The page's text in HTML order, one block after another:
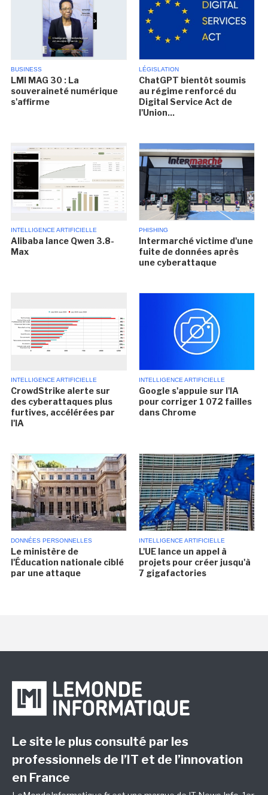
BUSINESS
LMI MAG 30 : La
souveraineté numérique
s'affirme
LÉGISLATION
ChatGPT bientôt soumis
au régime renforcé du
Digital Service Act de
l'Union...
INTELLIGENCE ARTIFICIELLE
Alibaba lance Qwen 3.8-
Max
PHISHING
Intermarché victime d'une
fuite de données après
une cyberattaque
INTELLIGENCE ARTIFICIELLE
CrowdStrike alerte sur
des cyberattaques plus
furtives, accélérées par
l'IA
INTELLIGENCE ARTIFICIELLE
Google s'appuie sur l'IA
pour corriger 1 072 failles
dans Chrome
DONNÉES PERSONNELLES
Le ministère de
l'Éducation nationale ciblé
par une attaque
INTELLIGENCE ARTIFICIELLE
L'UE lance un appel à
projets pour créer jusqu'à
7 gigafactories
Le site le plus consulté par les
professionnels de l’IT et de l’innovation
en France